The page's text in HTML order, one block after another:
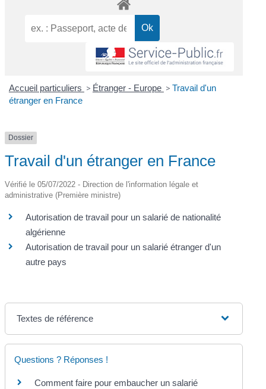
Accueil particuliers > Étranger - Europe > Travail d'un
étranger en France
Dossier
Travail d'un étranger en France
Vérifié le 05/07/2022 - Direction de l'information légale et
administrative (Première ministre)
Autorisation de travail pour un salarié de nationalité
algérienne
Autorisation de travail pour un salarié étranger d'un
autre pays
Textes de référence
Questions ? Réponses !
Comment faire pour embaucher un salarié